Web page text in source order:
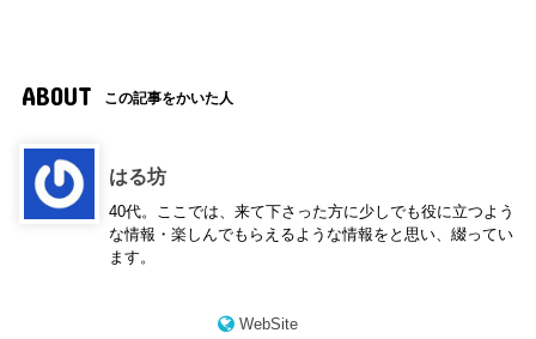
ABOUT この記事をかいた人
はる坊
40代。ここでは、来て下さった方に少しでも役に立つよう
な情報・楽しんでもらえるような情報をと思い、綴ってい
ます。
WebSite